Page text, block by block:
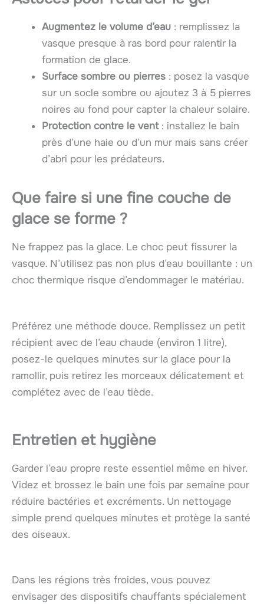
Augmentez le volume d’eau : remplissez la
vasque presque à ras bord pour ralentir la
formation de glace.
Surface sombre ou pierres : posez la vasque
sur un socle sombre ou ajoutez 3 à 5 pierres
noires au fond pour capter la chaleur solaire.
Protection contre le vent: installez le bain
près d’une haie ou d’un mur mais sans créer
d’abri pour les prédateurs.
Que faire si une fine couche de
glace se forme ?
Ne frappez pas la glace. Le choc peut fissurer la
vasque. N’utilisez pas non plus d’eau bouillante : un
choc thermique risque d’endommager le matériau.
Préférez une méthode douce. Remplissez un petit
récipient avec de l’eau chaude (environ 1 litre),
posez-le quelques minutes sur la glace pour la
ramollir, puis retirez les morceaux délicatement et
complétez avec de l’eau tiède.
Entretien et hygiène
Garder l’eau propre reste essentiel même en hiver.
Videz et brossez le bain une fois par semaine pour
réduire bactéries et excréments. Un nettoyage
simple prend quelques minutes et protège la santé
des oiseaux.
Dans les régions très froides, vous pouvez
envisager des dispositifs chauffants spécialement